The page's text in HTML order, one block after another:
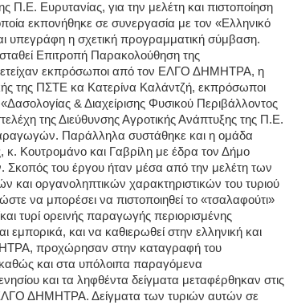
Π.Ε. Ευρυτανίας, για την μελέτη και πιστοποίηση
εκπονήθηκε σε συνεργασία με τον «Ελληνικό
η σχετική προγραμματική σύμβαση.
Επιτροπή Παρακολούθηση της
εκπρόσωποι από τον ΕΛΓΟ ΔΗΜΗΤΡΑ, η
της ΠΣΤΕ κα Κατερίνα Καλάντζή, εκπρόσωποι
& Διαχείρισης Φυσικού Περιβάλλοντος
της Διεύθυνσης Αγροτικής Ανάπτυξης της Π.Ε.
Παράλληλα συστάθηκε και η ομάδα
Κουτρομάνο και Γαβρίλη με έδρα τον Δήμο
του έργου ήταν μέσα από την μελέτη των
και οργανοληπτικών χαρακτηριστικών του τυριού
να μπορέσει να πιστοποιηθεί το «τσαλαφούτι»
τυρί ορεινής παραγωγής περιορισμένης
εμπορικά, και να καθιερωθεί στην ελληνική και
προχώρησαν στην καταγραφή του
και στα υπόλοιπα παραγόμενα
και τα ληφθέντα δείγματα μεταφέρθηκαν στις
ΕΛΓΟ ΔΗΜΗΤΡΑ. Δείγματα των τυριών αυτών σε